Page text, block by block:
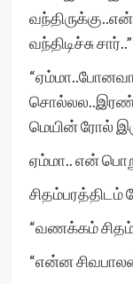
வந்திடிச்சு சார்..”
மெயின் ரோல்
ஏம்மா.. என்
சிதம்பரத்திடம்
“வணக்கம்
“என்ன